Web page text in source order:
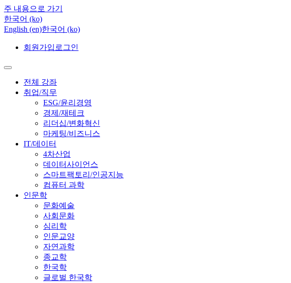
주 내용으로 가기
한국어 ‎(ko)‎
English ‎(en)‎한국어 ‎(ko)‎
회원가입 로그인
전체 강좌
취업/직무
ESG/윤리경영
경제/재테크
리더십/변화혁신
마케팅/비즈니스
IT/데이터
4차산업
데이터사이언스
스마트팩토리/인공지능
컴퓨터 과학
인문학
문화예술
사회문화
심리학
인문교양
자연과학
종교학
한국학
글로벌 한국학